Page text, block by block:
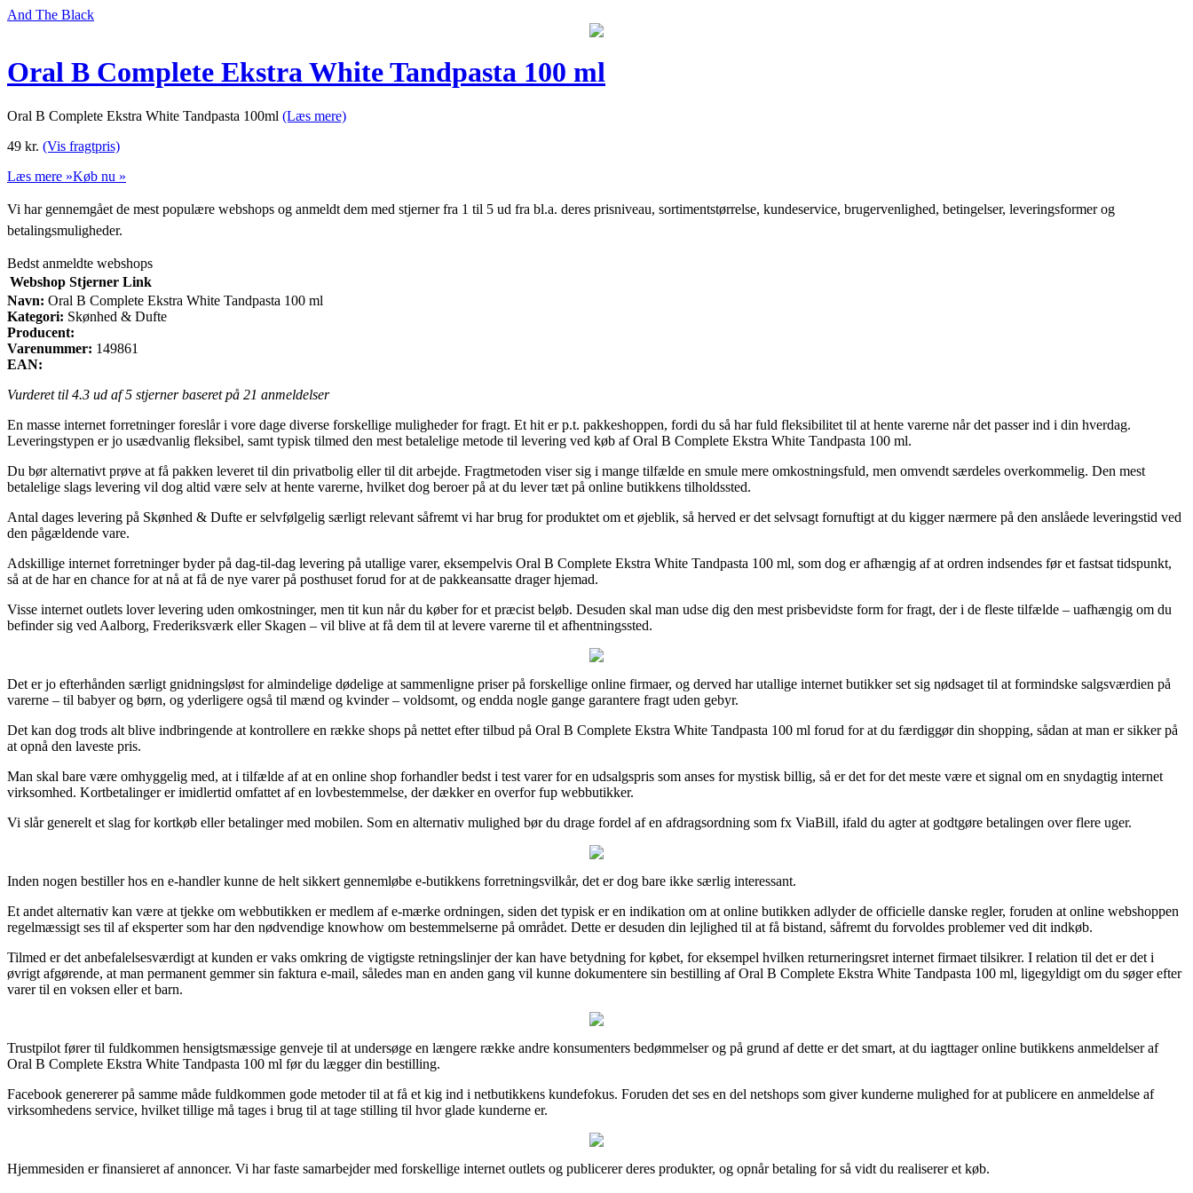
And The Black
Oral B Complete Ekstra White Tandpasta 100 ml
Oral B Complete Ekstra White Tandpasta 100ml (Læs mere)
49 kr. (Vis fragtpris)
Læs mere »Køb nu »
Vi har gennemgået de mest populære webshops og anmeldt dem med stjerner fra 1 til 5 ud fra bl.a. deres prisniveau, sortimentstørrelse, kundeservice, brugervenlighed, betingelser, leveringsformer og
betalingsmuligheder.
Bedst anmeldte webshops
Webshop Stjerner Link
Navn: Oral B Complete Ekstra White Tandpasta 100 ml
Kategori: Skønhed & Dufte
Producent:
Varenummer: 149861
EAN:
Vurderet til 4.3 ud af 5 stjerner baseret på 21 anmeldelser
En masse internet forretninger foreslår i vore dage diverse forskellige muligheder for fragt. Et hit er p.t. pakkeshoppen, fordi du så har fuld fleksibilitet til at hente varerne når det passer ind i din hverdag.
Leveringstypen er jo usædvanlig fleksibel, samt typisk tilmed den mest betalelige metode til levering ved køb af Oral B Complete Ekstra White Tandpasta 100 ml.
Du bør alternativt prøve at få pakken leveret til din privatbolig eller til dit arbejde. Fragtmetoden viser sig i mange tilfælde en smule mere omkostningsfuld, men omvendt særdeles overkommelig. Den mest
betalelige slags levering vil dog altid være selv at hente varerne, hvilket dog beroer på at du lever tæt på online butikkens tilholdssted.
Antal dages levering på Skønhed & Dufte er selvfølgelig særligt relevant såfremt vi har brug for produktet om et øjeblik, så herved er det selvsagt fornuftigt at du kigger nærmere på den anslåede leveringstid ved
den pågældende vare.
Adskillige internet forretninger byder på dag-til-dag levering på utallige varer, eksempelvis Oral B Complete Ekstra White Tandpasta 100 ml, som dog er afhængig af at ordren indsendes før et fastsat tidspunkt,
så at de har en chance for at nå at få de nye varer på posthuset forud for at de pakkeansatte drager hjemad.
Visse internet outlets lover levering uden omkostninger, men tit kun når du køber for et præcist beløb. Desuden skal man udse dig den mest prisbevidste form for fragt, der i de fleste tilfælde – uafhængig om du
befinder sig ved Aalborg, Frederiksværk eller Skagen – vil blive at få dem til at levere varerne til et afhentningssted.
Det er jo efterhånden særligt gnidningsløst for almindelige dødelige at sammenligne priser på forskellige online firmaer, og derved har utallige internet butikker set sig nødsaget til at formindske salgsværdien på
varerne – til babyer og børn, og yderligere også til mænd og kvinder – voldsomt, og endda nogle gange garantere fragt uden gebyr.
Det kan dog trods alt blive indbringende at kontrollere en række shops på nettet efter tilbud på Oral B Complete Ekstra White Tandpasta 100 ml forud for at du færdiggør din shopping, sådan at man er sikker på
at opnå den laveste pris.
Man skal bare være omhyggelig med, at i tilfælde af at en online shop forhandler bedst i test varer for en udsalgspris som anses for mystisk billig, så er det for det meste være et signal om en snydagtig internet
virksomhed. Kortbetalinger er imidlertid omfattet af en lovbestemmelse, der dækker en overfor fup webbutikker.
Vi slår generelt et slag for kortkøb eller betalinger med mobilen. Som en alternativ mulighed bør du drage fordel af en afdragsordning som fx ViaBill, ifald du agter at godtgøre betalingen over flere uger.
Inden nogen bestiller hos en e-handler kunne de helt sikkert gennemløbe e-butikkens forretningsvilkår, det er dog bare ikke særlig interessant.
Et andet alternativ kan være at tjekke om webbutikken er medlem af e-mærke ordningen, siden det typisk er en indikation om at online butikken adlyder de officielle danske regler, foruden at online webshoppen
regelmæssigt ses til af eksperter som har den nødvendige knowhow om bestemmelserne på området. Dette er desuden din lejlighed til at få bistand, såfremt du forvoldes problemer ved dit indkøb.
Tilmed er det anbefalelsesværdigt at kunden er vaks omkring de vigtigste retningslinjer der kan have betydning for købet, for eksempel hvilken returneringsret internet firmaet tilsikrer. I relation til det er det i
øvrigt afgørende, at man permanent gemmer sin faktura e-mail, således man en anden gang vil kunne dokumentere sin bestilling af Oral B Complete Ekstra White Tandpasta 100 ml, ligegyldigt om du søger efter
varer til en voksen eller et barn.
Trustpilot fører til fuldkommen hensigtsmæssige genveje til at undersøge en længere række andre konsumenters bedømmelser og på grund af dette er det smart, at du iagttager online butikkens anmeldelser af
Oral B Complete Ekstra White Tandpasta 100 ml før du lægger din bestilling.
Facebook genererer på samme måde fuldkommen gode metoder til at få et kig ind i netbutikkens kundefokus. Foruden det ses en del netshops som giver kunderne mulighed for at publicere en anmeldelse af
virksomhedens service, hvilket tillige må tages i brug til at tage stilling til hvor glade kunderne er.
Hjemmesiden er finansieret af annoncer. Vi har faste samarbejder med forskellige internet outlets og publicerer deres produkter, og opnår betaling for så vidt du realiserer et køb.